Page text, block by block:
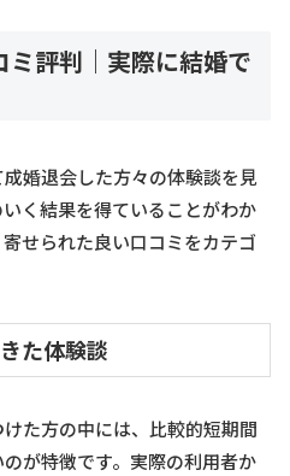
評判｜実際に結婚で
婚退会した方々の体験談を見
く結果を得ていることがわか
せられた良い口コミをカテゴ
た体験談
た方の中には、比較的短期間
が特徴です。実際の利用者か